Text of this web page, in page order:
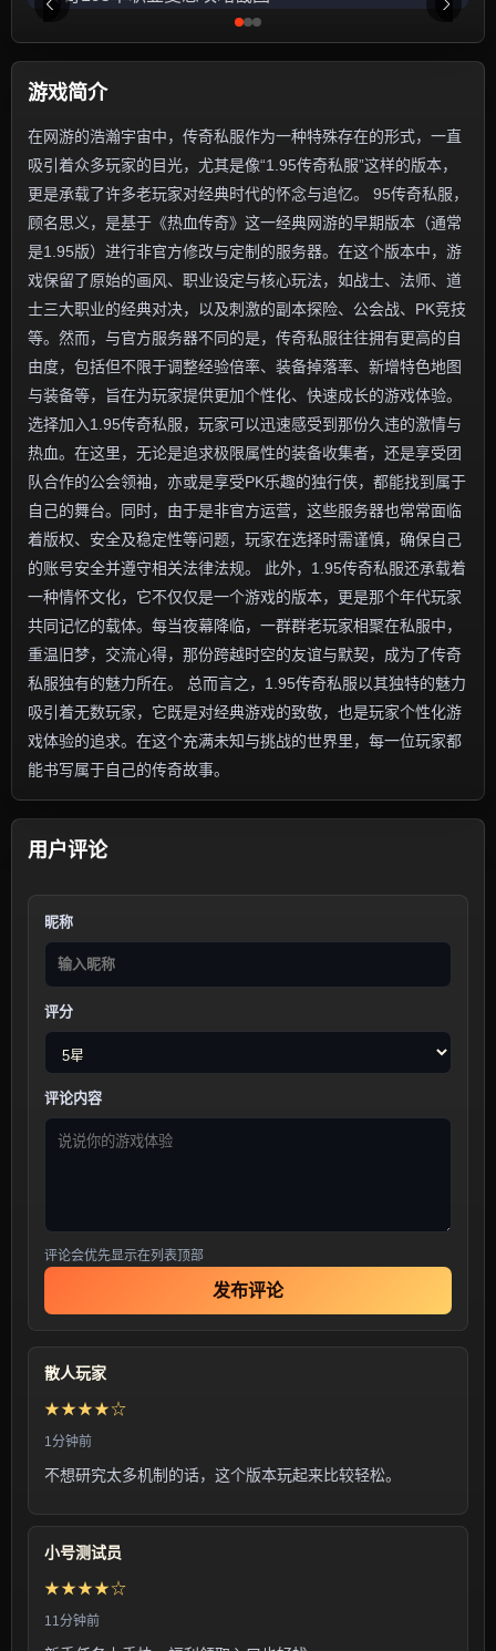
游戏简介
在网游的浩瀚宇宙中，传奇私服作为一种特殊存在的形式，一直
吸引着众多玩家的目光，尤其是像“1.95传奇私服”这样的版本，
更是承载了许多老玩家对经典时代的怀念与追忆。 95传奇私服，
顾名思义，是基于《热血传奇》这一经典网游的早期版本（通常
是1.95版）进行非官方修改与定制的服务器。在这个版本中，游
戏保留了原始的画风、职业设定与核心玩法，如战士、法师、道
士三大职业的经典对决，以及刺激的副本探险、公会战、PK竞技
等。然而，与官方服务器不同的是，传奇私服往往拥有更高的自
由度，包括但不限于调整经验倍率、装备掉落率、新增特色地图
与装备等，旨在为玩家提供更加个性化、快速成长的游戏体验。
选择加入1.95传奇私服，玩家可以迅速感受到那份久违的激情与
热血。在这里，无论是追求极限属性的装备收集者，还是享受团
队合作的公会领袖，亦或是享受PK乐趣的独行侠，都能找到属于
自己的舞台。同时，由于是非官方运营，这些服务器也常常面临
着版权、安全及稳定性等问题，玩家在选择时需谨慎，确保自己
的账号安全并遵守相关法律法规。 此外，1.95传奇私服还承载着
一种情怀文化，它不仅仅是一个游戏的版本，更是那个年代玩家
共同记忆的载体。每当夜幕降临，一群群老玩家相聚在私服中，
重温旧梦，交流心得，那份跨越时空的友谊与默契，成为了传奇
私服独有的魅力所在。 总而言之，1.95传奇私服以其独特的魅力
吸引着无数玩家，它既是对经典游戏的致敬，也是玩家个性化游
戏体验的追求。在这个充满未知与挑战的世界里，每一位玩家都
能书写属于自己的传奇故事。
用户评论
昵称
评分
评论内容
评论会优先显示在列表顶部
发布评论
散人玩家
★★★★☆
1分钟前
不想研究太多机制的话，这个版本玩起来比较轻松。
小号测试员
★★★★☆
11分钟前